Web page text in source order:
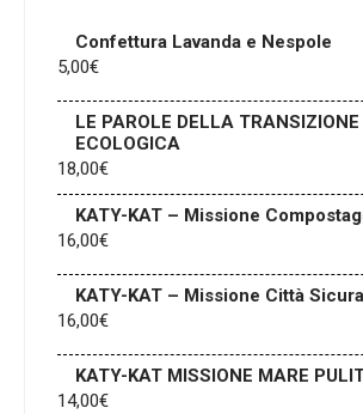
Confettura Lavanda e Nespole
5,00€
LE PAROLE DELLA TRANSIZIONE
ECOLOGICA
18,00€
KATY-KAT – Missione
16,00€
KATY-KAT – Missione Città Sicura
16,00€
KATY-KAT MISSIONE MARE
14,00€